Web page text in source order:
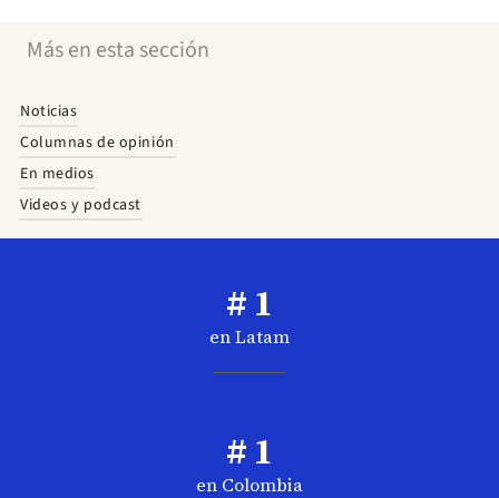
Más en esta sección
Noticias
Columnas de opinión
En medios
Videos y podcast
# 1
en Latam
# 1
en Colombia